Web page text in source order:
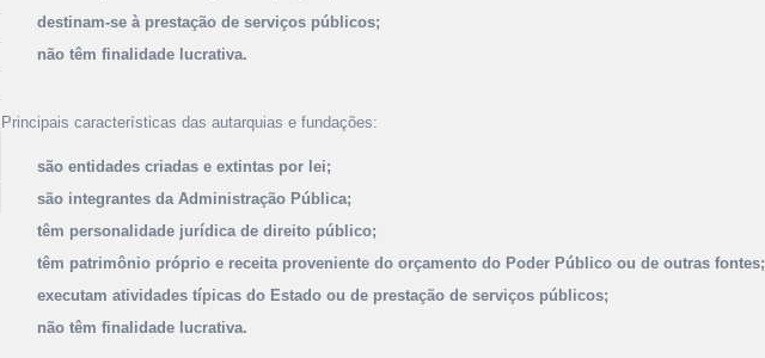
destinam-se à prestação de serviços públicos;
não têm finalidade lucrativa.
Principais características das autarquias e fundações:
são entidades criadas e extintas por lei;
são integrantes da Administração Pública;
têm personalidade jurídica de direito público;
têm patrimônio próprio e receita proveniente do orçamento do Poder Público ou de outras fontes;
executam atividades típicas do Estado ou de prestação de serviços públicos;
não têm finalidade lucrativa.